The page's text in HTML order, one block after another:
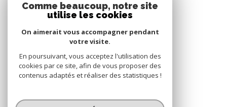
nous adhérons
© 2026 | Tous droits réservés
Comme beaucoup, notre site
utilise les cookies
On aimerait vous accompagner pendant
votre visite.
En poursuivant, vous acceptez l'utilisation des
cookies par ce site, afin de vous proposer des
contenus adaptés et réaliser des statistiques !